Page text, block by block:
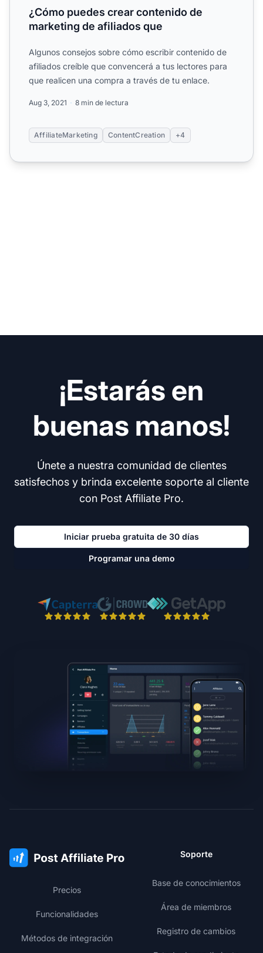
¿Cómo puedes crear contenido de
marketing de afiliados que
Algunos consejos sobre cómo escribir contenido de
afiliados creíble que convencerá a tus lectores para
que realicen una compra a través de tu enlace.
Aug 3, 2021 8 min de lectura
AffiliateMarketing ContentCreation +4
¡Estarás en
buenas manos!
Únete a nuestra comunidad de clientes
satisfechos y brinda excelente soporte al cliente
con Post Affiliate Pro.
Iniciar prueba gratuita de 30 días
Programar una demo
Precios
Funcionalidades
Métodos de integración
Soporte
Base de conocimientos
Área de miembros
Registro de cambios